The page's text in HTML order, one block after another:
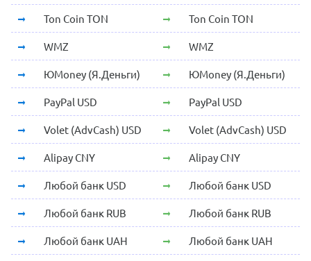
Ton Coin TON Ton Coin TON
WMZ WMZ
ЮMoney (Я.Деньги) ЮMoney (Я.Деньги)
PayPal USD PayPal USD
Volet (AdvCash) USD Volet (AdvCash) USD
Alipay CNY Alipay CNY
Любой банк USD Любой банк USD
Любой банк RUB Любой банк RUB
Любой банк UAH Любой банк UAH